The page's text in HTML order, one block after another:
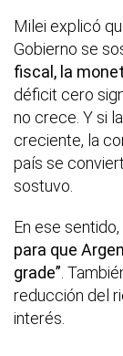
Milei explicó
Gobierno se
fiscal, la
déficit cero
no crece. Y si
creciente, la
país se
sostuvo.
En ese
para que
grade” .
reducción del
interés.